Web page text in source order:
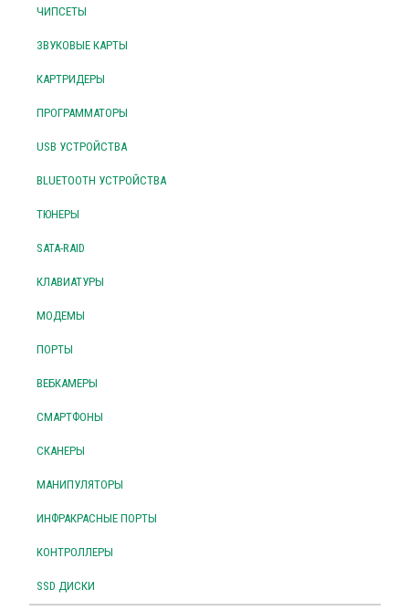
ЧИПСЕТЫ
ЗВУКОВЫЕ КАРТЫ
КАРТРИДЕРЫ
ПРОГРАММАТОРЫ
USB УСТРОЙСТВА
BLUETOOTH УСТРОЙСТВА
ТЮНЕРЫ
SATA-RAID
КЛАВИАТУРЫ
МОДЕМЫ
ПОРТЫ
ВЕБКАМЕРЫ
СМАРТФОНЫ
СКАНЕРЫ
МАНИПУЛЯТОРЫ
ИНФРАКРАСНЫЕ ПОРТЫ
КОНТРОЛЛЕРЫ
SSD ДИСКИ